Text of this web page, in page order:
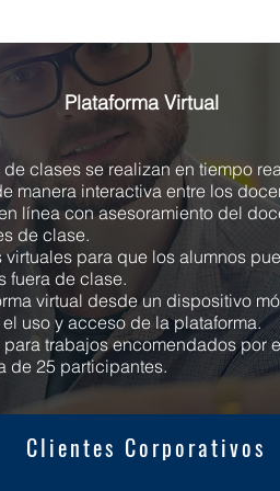
Clientes Corporativos
Plataforma Virtual
clases se realizan en tiempo
manera interactiva entre los
línea con asesoramiento del
de clase.
virtuales para que los alumnos
fuera de clase.
virtual desde un dispositivo
uso y acceso de la plataforma.
trabajos encomendados por
de 25 participantes.